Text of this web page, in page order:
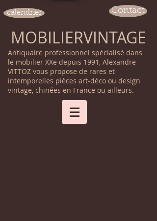
MOBILIERVINTAGE
Antiquaire professionnel spécialisé dans
le mobilier XXe depuis 1991, Alexandre
VITTOZ vous propose de rares et
intemporelles pièces art-déco ou design
vintage, chinées en France ou ailleurs.
Contact
calendrier